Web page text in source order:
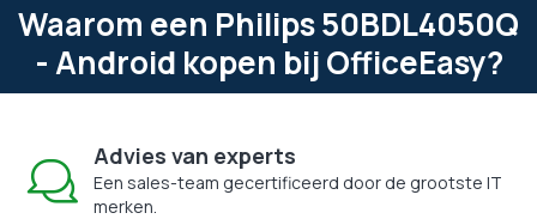
Waarom een Philips 50BDL4050Q
- Android kopen bij OfficeEasy?
Advies van experts
Een sales-team gecertificeerd door de grootste IT
merken.